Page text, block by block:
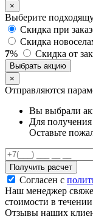
×
Выберите
Скидка при
Скидка
7% Скидка от
Выбрать акцию
×
Отправляются
Вы выбрали
Для
Оставьте
Получить расчет
Согласен с
Наш менеджер
стоимости в
Отзывы наших